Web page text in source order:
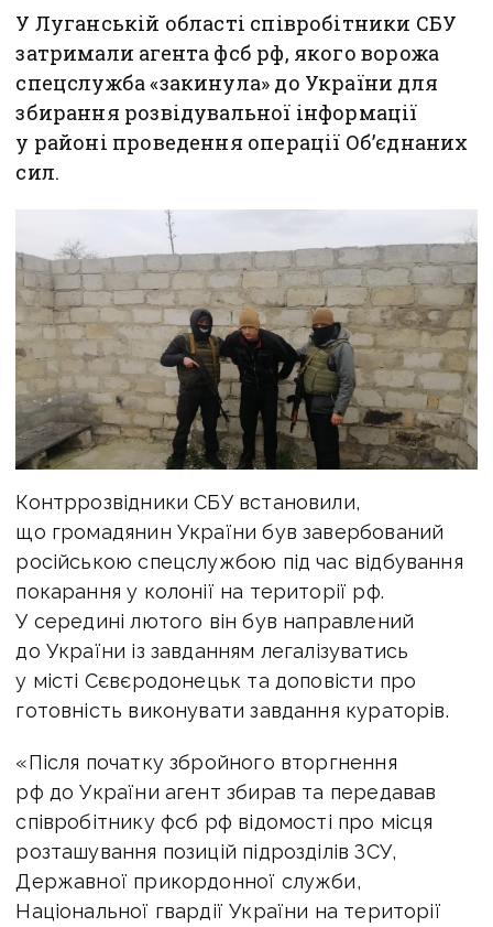
У Луганській області співробітники СБУ
затримали агента фсб рф, якого ворожа
спецслужба «закинула» до України для
збирання розвідувальної інформації
у районі проведення операції Об’єднаних
сил.
Контррозвідники СБУ встановили,
що громадянин України був завербований
російською спецслужбою під час відбування
покарання у колонії на території рф.
У середині лютого він був направлений
до України із завданням легалізуватись
у місті Сєвєродонецьк та доповісти про
готовність виконувати завдання кураторів.
«Після початку збройного вторгнення
рф до України агент збирав та передавав
співробітнику фсб рф відомості про місця
розташування позицій підрозділів ЗСУ,
Державної прикордонної служби,
Національної гвардії України на території